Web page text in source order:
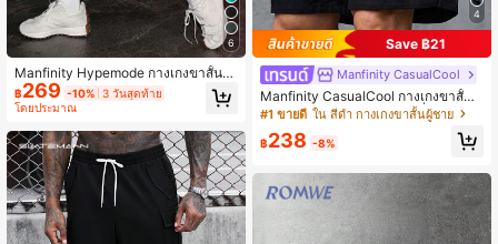
6
Manfinity Hypemode กางเกงขาสั้นผู้
ชายทรงหลวม รายละเอียดปะตัวอักษร เ
อวยางยืดมีเชือกผูก สไตล์สตรีทแวร์
฿269 -10% 3 วันสุดท้าย
โดยประมาณ
4
Save ฿21
Manfinity CasualCool
Manfinity CasualCool กางเกงขาสั้น
ลำลองผู้ชายพิมพ์ลายสามเหลี่ยม มีเชือ
#1 ขายดี ใน สีดำ กางเกงขาสั้นผู้ชาย
฿238 -8%